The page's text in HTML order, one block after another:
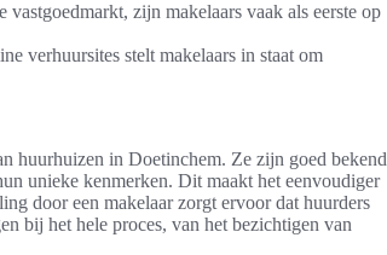
zijn makelaars vaak als eerste op
verhuursites stelt makelaars in staat om
huurhuizen in Doetinchem. Ze zijn goed bekend
unieke kenmerken. Dit maakt het eenvoudiger
door een makelaar zorgt ervoor dat huurders
bij het hele proces, van het bezichtigen van